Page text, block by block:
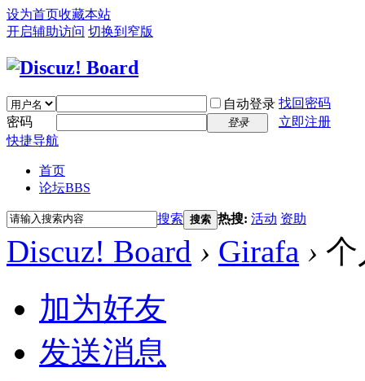
设为首页收藏本站
开启辅助访问 切换到窄版
自动登录 找回密码
密码
登录
立即注册
快捷导航
首页
论坛BBS
搜索 搜索 热搜: 活动 资助
Discuz! Board › Girafa › 个
加为好友
发送消息